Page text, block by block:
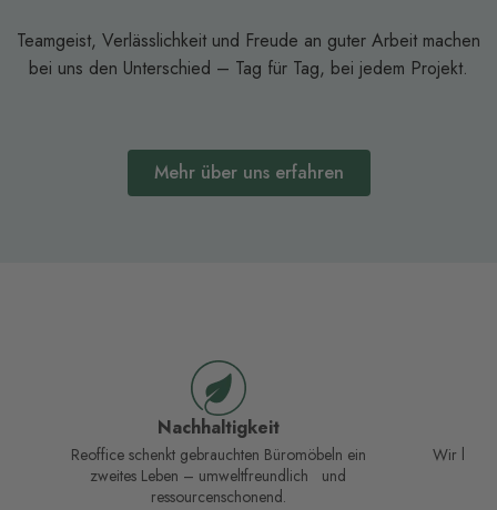
Teamgeist, Verlässlichkeit und Freude an guter Arbeit machen
bei uns den Unterschied – Tag für Tag, bei jedem Projekt.
Mehr über uns erfahren
Nachhaltigkeit
Reoffice schenkt gebrauchten Büromöbeln ein
zweites Leben – umweltfreundlich und
ressourcenschonend.
Wir